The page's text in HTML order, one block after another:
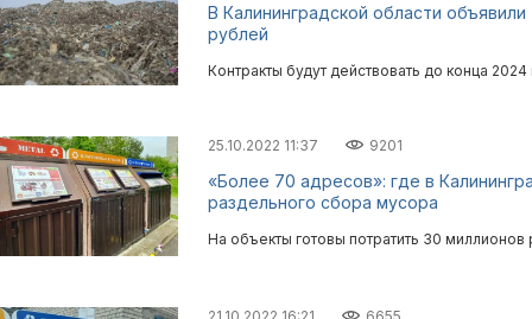
В Калининградской области
рублей
Контракты будут действовать до конца 2024
25.10.2022 11:37 9201
«Более 70 адресов»: где в
раздельного сбора мусора
На объекты готовы потратить 30 миллионов